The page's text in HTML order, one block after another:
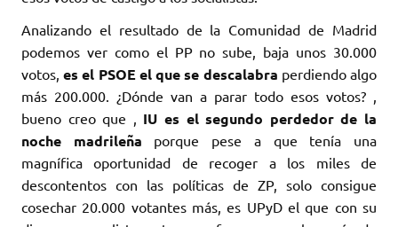
Analizando el resultado de la Comunidad de Madrid
podemos ver como el PP no sube, baja unos 30.000
votos,es el PSOE el que se descalabra perdiendo algo
más 200.000. ¿Dónde van a parar todo esos votos? ,
bueno creo que , IU es el segundo perdedor de la
noche madrileña porque pese a que tenía una
magnífica oportunidad de recoger a los miles de
descontentos con las políticas de ZP, solo consigue
cosechar 20.000 votantes más, es UPyD el que con su